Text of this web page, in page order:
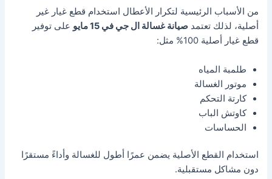
من الأسباب الرئيسية لتكرار الأعطال استخدام قطع غيار غير
أصلية، لذلك تعتمدصيانة غسالة ال جي في 15 مايو
على توفير
قطع غيار أصلية 100% مثل:
طلمبة المياه
موتور الغسالة
كارتة التحكم
كاوتش الباب
الحساسات
استخدام القطع الأصلية يضمن عمرًا أطول للغسالة وأداءً مستقرًا
دون مشاكل مستقبلية.